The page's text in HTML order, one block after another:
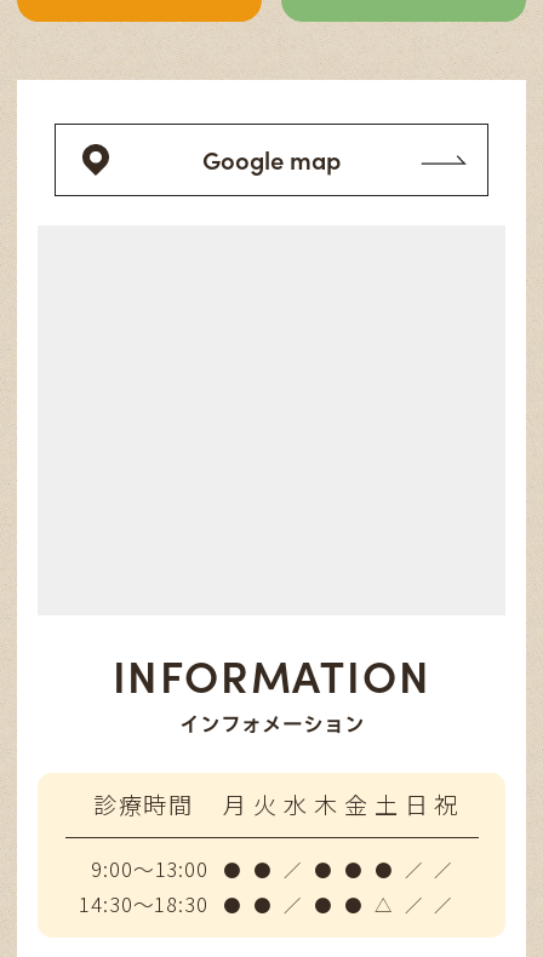
Google map
INFORMATION
インフォメーション
診療時間 月 火 水 木 金 土 日 祝
9:00～13:00 ● ● ／ ● ● ● ／ ／
14:30～18:30 ● ● ／ ● ● △ ／ ／